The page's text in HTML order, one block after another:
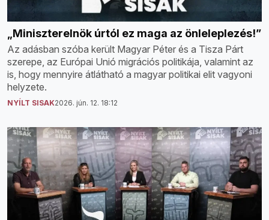
„Miniszterelnök úrtól ez maga az önleleplezés!”
Az adásban szóba került Magyar Péter és a Tisza Párt
szerepe, az Európai Unió migrációs politikája, valamint az
is, hogy mennyire átlátható a magyar politikai elit vagyoni
helyzete.
NYÍLT SISAK2026. jún. 12. 18:12